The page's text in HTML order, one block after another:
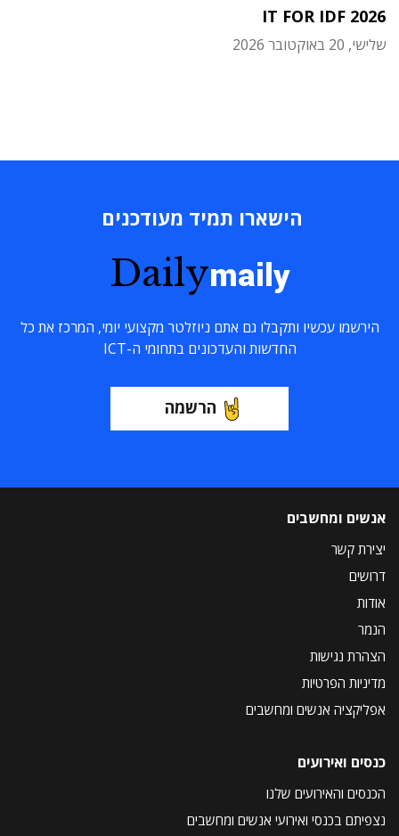
IT FOR IDF 2026
שלישי, 20 באוקטובר 2026
הישארו תמיד מעודכנים
Dailymaily
הירשמו עכשיו ותקבלו גם אתם ניוזלטר מקצועי יומי, המרכז את כל
החדשות והעדכונים בתחומי ה-ICT
הרשמה
אנשים ומחשבים
יצירת קשר
דרושים
אודות
הנמר
הצהרת נגישות
מדיניות הפרטיות
אפליקציה אנשים ומחשבים
כנסים ואירועים
הכנסים והאירועים שלנו
נצפיתם בכנסי ואירועי אנשים ומחשבים